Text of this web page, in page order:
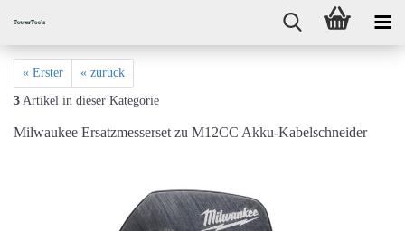
« Erster « zurück
3 Artikel in dieser Kategorie
Milwaukee Ersatzmesserset zu M12CC Akku-Kabelschneider